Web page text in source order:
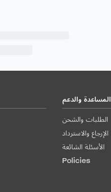
المساعدة والدعم
الطلبات والشحن
الإرجاع والاسترداد
الأسئلة الشائعة
Policies